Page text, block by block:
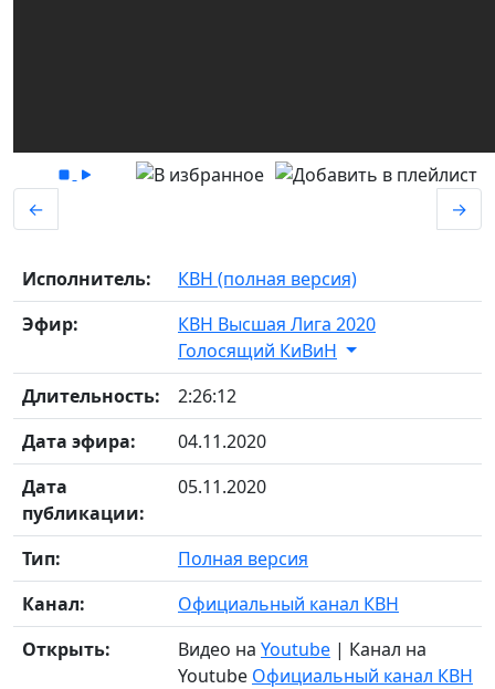
← →
Исполнитель:
КВН (полная версия)
Эфир:
КВН Высшая Лига 2020
Голосящий КиВиН
Длительность:
2:26:12
Дата эфира:
04.11.2020
Дата
публикации:
05.11.2020
Тип:
Полная версия
Канал:
Официальный канал КВН
Открыть:
Видео на Youtube | Канал на
Youtube Официальный канал КВН